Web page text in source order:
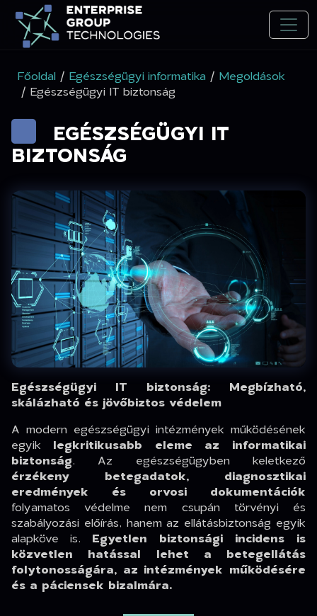
Főoldal / Egészségügyi informatika / Megoldások
/ Egészségügyi IT biztonság
EGÉSZSÉGÜGYI IT
BIZTONSÁG
Egészségügyi IT biztonság: Megbízható,
skálázható és jövőbiztos védelem
A modern egészségügyi intézmények működésének
egyik legkritikusabb eleme az informatikai
biztonság. Az egészségügyben keletkező
érzékeny betegadatok, diagnosztikai
eredmények és orvosi dokumentációk
folyamatos védelme nem csupán törvényi és
szabályozási előírás, hanem az ellátásbiztonság egyik
alapköve is. Egyetlen biztonsági incidens is
közvetlen hatással lehet a betegellátás
folytonosságára, az intézmények működésére
és a páciensek bizalmára.